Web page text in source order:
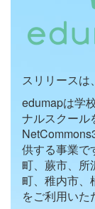
スリリースは、
edumapは学
ナルスクール
供する事業で
町、蕨市、所
町、稚内市、
をご利用いた